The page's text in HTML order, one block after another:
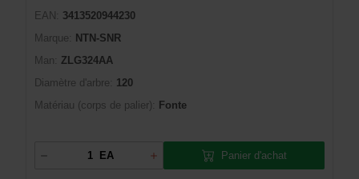
EAN:
3413520944230
Marque:
NTN-SNR
Man: ZLG324AA
Diamètre d'arbre:
120
Matériau (corps de palier):
Fonte
EA Panier d'achat